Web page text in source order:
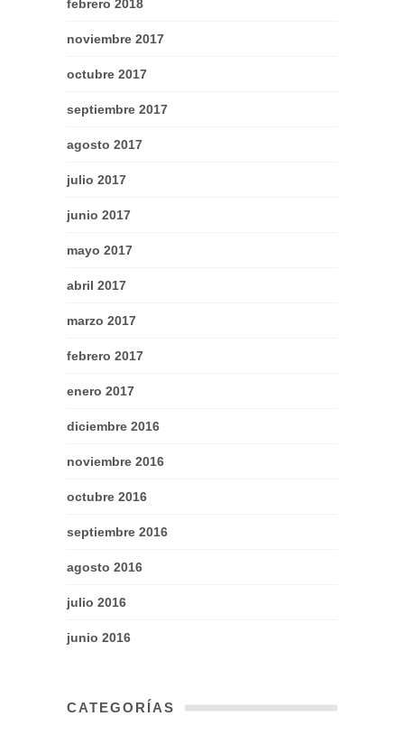
febrero 2018
noviembre 2017
octubre 2017
septiembre 2017
agosto 2017
julio 2017
junio 2017
mayo 2017
abril 2017
marzo 2017
febrero 2017
enero 2017
diciembre 2016
noviembre 2016
octubre 2016
septiembre 2016
agosto 2016
julio 2016
junio 2016
CATEGORÍAS